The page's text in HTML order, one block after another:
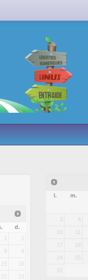
d.
1
2
8 9
15 16
22 23
l. m.
3 4
10 11
17 18
24 25
31